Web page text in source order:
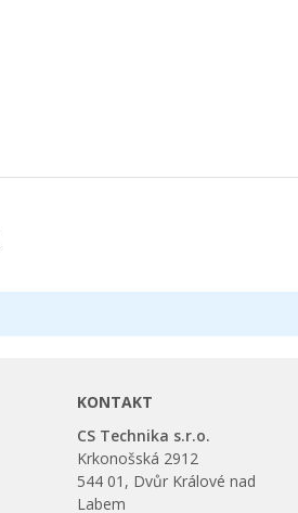
KONTAKT
CS Technika s.r.o.
Krkonošská 2912
544 01, Dvůr Králové nad
Labem